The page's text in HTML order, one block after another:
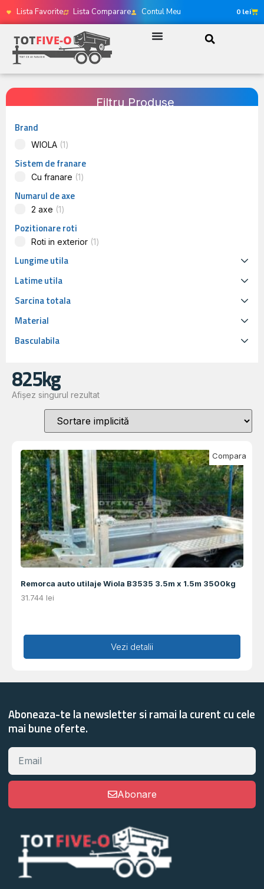
Lista Favorite Lista Comparare Contul Meu 0 lei
Filtru Produse
Brand
WIOLA 1
Sistem de franare
Cu franare 1
Numarul de axe
2 axe 1
Pozitionare roti
Roti in exterior 1
Lungime utila
Latime utila
Sarcina totala
Material
Basculabila
825kg
Afișez singurul rezultat
Remorca auto utilaje Wiola B3535 3.5m x 1.5m 3500kg
31.744 lei
Adaugă în coș
Vezi detalii
Compara
Aboneaza-te la newsletter si ramai la curent cu cele
mai bune oferte.
Abonare